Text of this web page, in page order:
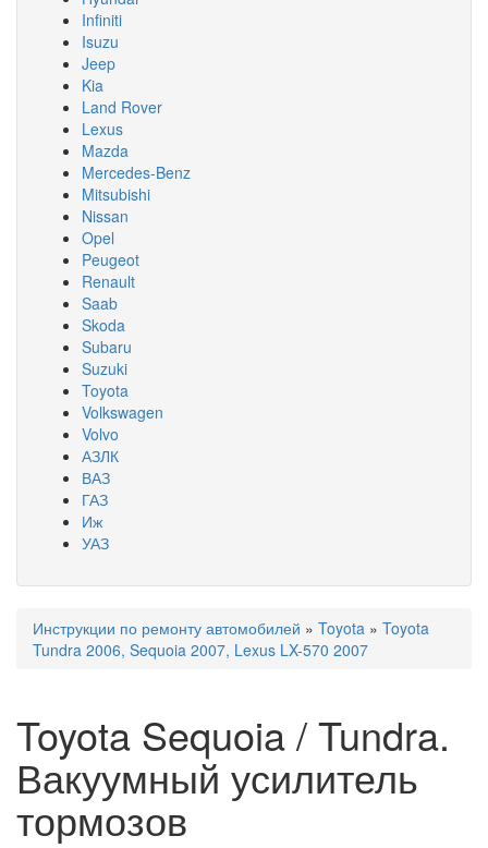
Infiniti
Isuzu
Jeep
Kia
Land Rover
Lexus
Mazda
Mercedes-Benz
Mitsubishi
Nissan
Opel
Peugeot
Renault
Saab
Skoda
Subaru
Suzuki
Toyota
Volkswagen
Volvo
АЗЛК
ВАЗ
ГАЗ
Иж
УАЗ
Вы здесь
Инструкции по ремонту автомобилей » Toyota » Toyota
Tundra 2006, Sequoia 2007, Lexus LX-570 2007
Toyota Sequoia / Tundra.
Вакуумный усилитель
тормозов